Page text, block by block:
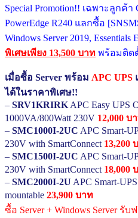
Special Promotion!! เฉพาะลูกค้
PowerEdge R240 แลกซื้อ
Windows Server 2019, Essentials
พิเศษเพียง 13,500 บาท พร้อมติด
เมื่อซื้อ Server พร้อม APC UPS
ได้ในราคาพิเศษ!!
– SRV1KRIRK APC Easy UPS
1000VA/800Watt 230V 12,000 บ
– SMC1000I-2UC APC Smart-
230V with SmartConnect 13,200
– SMC1500I-2UC APC Smart-
230V with SmartConnect 18,000
– SMC2000I-2U APC Smart-
mountable 23,900 บาท
ซื้อ Server + Windows Server รับ